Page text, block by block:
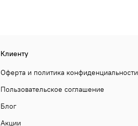
Клиенту
Оферта и политика конфиденциальности
Пользовательское соглашение
Блог
Акции